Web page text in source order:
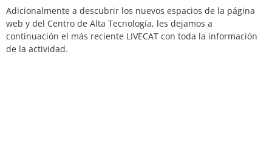
Adicionalmente a descubrir los nuevos espacios de la página
web y del Centro de Alta Tecnología, les dejamos a
continuación el más reciente LIVECAT con toda la información
de la actividad.